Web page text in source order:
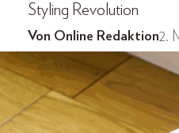
Styling Revolution
Von Online Redaktion2.